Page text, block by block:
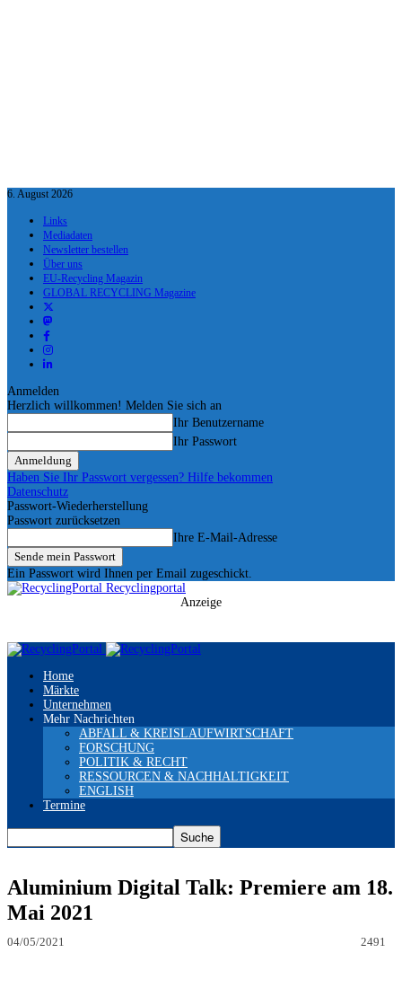
6. August 2026
Links
Mediadaten
Newsletter bestellen
Über uns
EU-Recycling Magazin
GLOBAL RECYCLING Magazine
Anmelden
Herzlich willkommen! Melden Sie sich an
Ihr Benutzername
Ihr Passwort
Haben Sie Ihr Passwort vergessen? Hilfe bekommen
Datenschutz
Passwort-Wiederherstellung
Passwort zurücksetzen
Ihre E-Mail-Adresse
Ein Passwort wird Ihnen per Email zugeschickt.
Recyclingportal
Anzeige
Home
Märkte
Unternehmen
Mehr Nachrichten
ABFALL & KREISLAUFWIRTSCHAFT
FORSCHUNG
POLITIK & RECHT
RESSOURCEN & NACHHALTIGKEIT
ENGLISH
Termine
Aluminium Digital Talk: Premiere am 18.
Mai 2021
04/05/2021 2491